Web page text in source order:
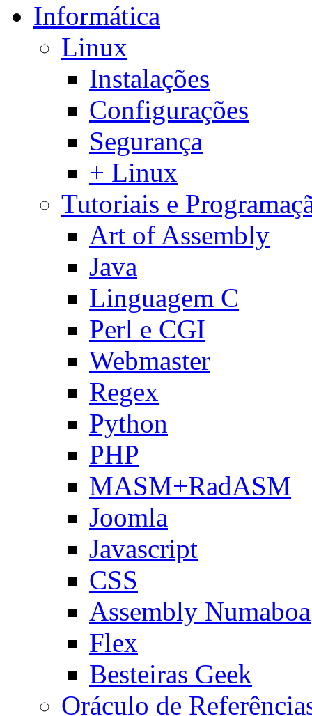
Informática
Linux
Instalações
Configurações
Segurança
+ Linux
Tutoriais e
Art of Assembly
Java
Linguagem C
Perl e CGI
Webmaster
Regex
Python
PHP
MASM+RadASM
Joomla
Javascript
CSS
Assembly Numaboa
Flex
Besteiras Geek
Oráculo de